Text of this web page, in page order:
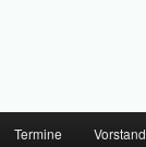
Termine Vorstand